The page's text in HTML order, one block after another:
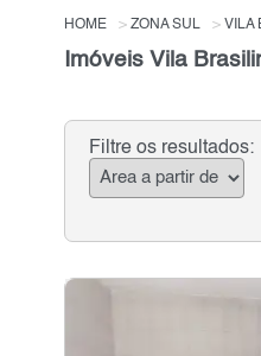
HOME ZONA SUL VILA
Imóveis Vila
Filtre os resultados: